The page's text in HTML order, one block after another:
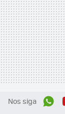
Nos siga